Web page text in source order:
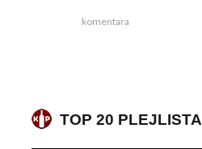
komentara
TOP 20 PLEJLISTA